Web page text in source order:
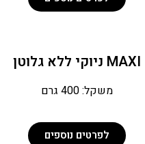
MAXI ניוקי ללא גלוטן
משקל: 400 גרם
לפרטים נוספים